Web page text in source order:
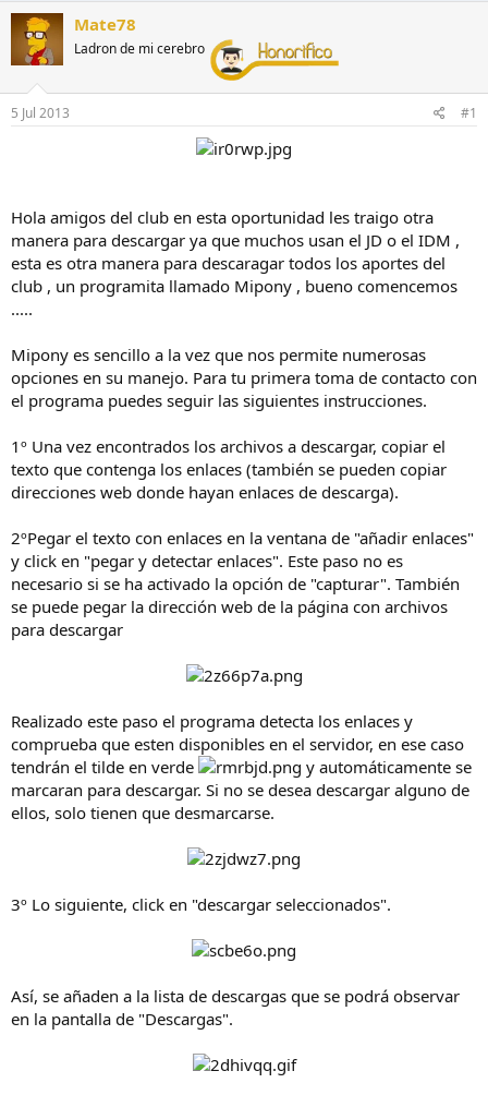
t
o
r
e
l
c
a
e
o
Mate78
Ladron de mi cerebro
5 Jul 2013 #1
Hola amigos del club en esta oportunidad les traigo otra
manera para descargar ya que muchos usan el JD o el IDM ,
esta es otra manera para descaragar todos los aportes del
club , un programita llamado Mipony , bueno comencemos
.....
Mipony es sencillo a la vez que nos permite numerosas
opciones en su manejo. Para tu primera toma de contacto con
el programa puedes seguir las siguientes instrucciones.
1º Una vez encontrados los archivos a descargar, copiar el
texto que contenga los enlaces (también se pueden copiar
direcciones web donde hayan enlaces de descarga).
2ºPegar el texto con enlaces en la ventana de "añadir enlaces"
y click en "pegar y detectar enlaces". Este paso no es
necesario si se ha activado la opción de "capturar". También
se puede pegar la dirección web de la página con archivos
para descargar
Realizado este paso el programa detecta los enlaces y
comprueba que esten disponibles en el servidor, en ese caso
tendrán el tilde en verde
y automáticamente se
marcaran para descargar. Si no se desea descargar alguno de
ellos, solo tienen que desmarcarse.
3º Lo siguiente, click en "descargar seleccionados".
Así, se añaden a la lista de descargas que se podrá observar
en la pantalla de "Descargas".